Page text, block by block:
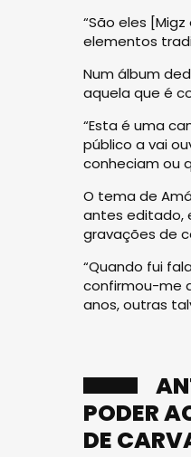
“São eles
elementos
Num álbum
aquela que é
“Esta é uma
público a vai
conheciam ou
O tema de
antes editado,
gravações de
“Quando fui
confirmou-me
anos, outras
PODER
DE